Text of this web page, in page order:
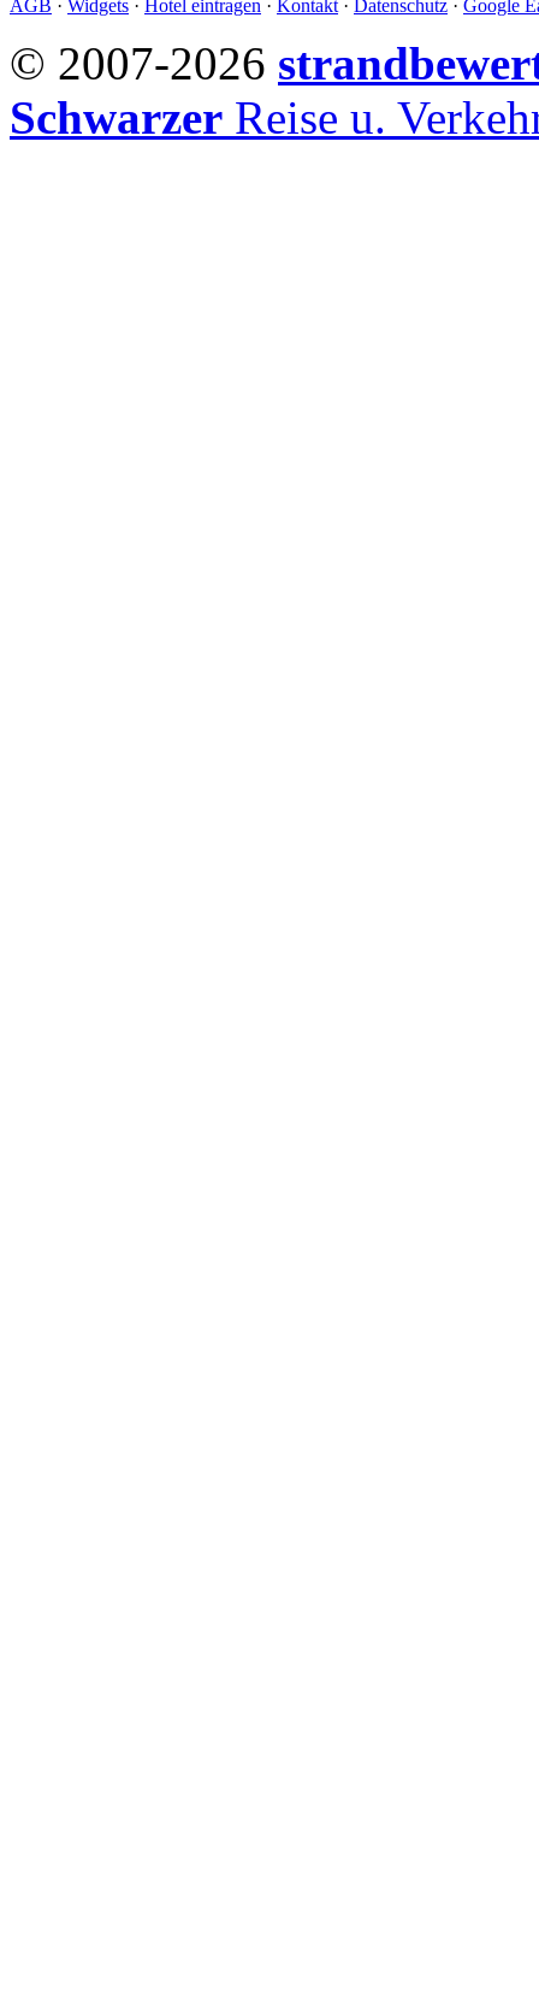
AGB · Widgets · Hotel eintragen · Kontakt · Datenschutz · Google
© 2007-2026
Schwarzer Reise u.